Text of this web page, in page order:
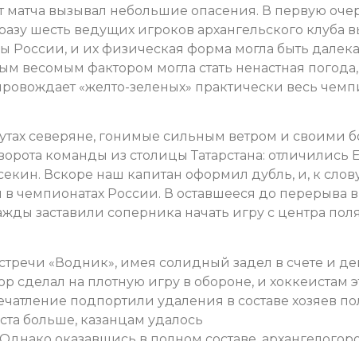
матча вызывал небольшие опасения. В первую
шесть ведущих игроков архангельского клуба
России, и их физическая форма могла быть
весомым фактором могла стать ненастная погода,
«желто-зеленых» практически весь
северяне, гонимые сильным ветром и своими
команды из столицы Татарстана: отличились
Вскоре наш капитан оформил дубль, и, к
в чемпионатах России. В оставшееся до перерыва
заставили соперника начать игру с центра поля
«Водник», имея солидный задел в счете и
сделал на плотную игру в обороне, и хоккеистам
подпортили удаления в составе хозяев
больше, казанцам удалось